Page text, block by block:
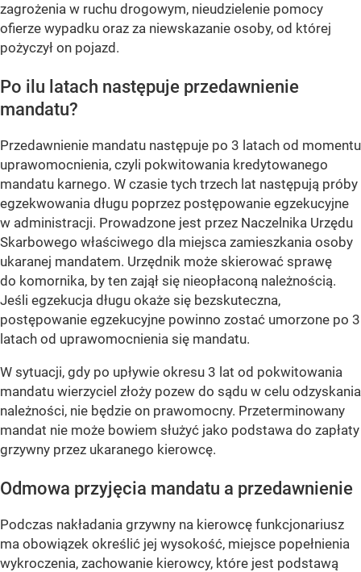
zagrożenia w ruchu drogowym, nieudzielenie pomocy
ofierze wypadku oraz za niewskazanie osoby, od której
pożyczył on pojazd.
Po ilu latach następuje przedawnienie
mandatu?
Przedawnienie mandatu następuje po 3 latach od momentu
uprawomocnienia, czyli pokwitowania kredytowanego
mandatu karnego. W czasie tych trzech lat następują próby
egzekwowania długu poprzez postępowanie egzekucyjne
w administracji. Prowadzone jest przez Naczelnika Urzędu
Skarbowego właściwego dla miejsca zamieszkania osoby
ukaranej mandatem. Urzędnik może skierować sprawę
do komornika, by ten zajął się nieopłaconą należnością.
Jeśli egzekucja długu okaże się bezskuteczna,
postępowanie egzekucyjne powinno zostać umorzone po 3
latach od uprawomocnienia się mandatu.
W sytuacji, gdy po upływie okresu 3 lat od pokwitowania
mandatu wierzyciel złoży pozew do sądu w celu odzyskania
należności, nie będzie on prawomocny. Przeterminowany
mandat nie może bowiem służyć jako podstawa do zapłaty
grzywny przez ukaranego kierowcę.
Odmowa przyjęcia mandatu a przedawnienie
Podczas nakładania grzywny na kierowcę funkcjonariusz
ma obowiązek określić jej wysokość, miejsce popełnienia
wykroczenia, zachowanie kierowcy, które jest podstawą